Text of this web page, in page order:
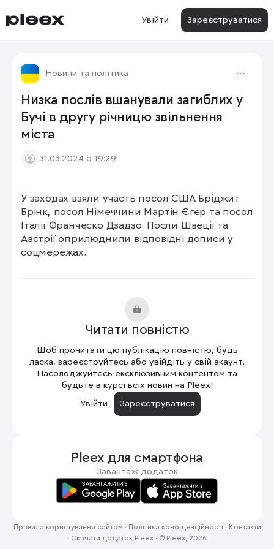
Увійти Зареєструватися
Новини та політика
Низка послів вшанували загиблих у
Бучі в другу річницю звільнення
міста
31.03.2024 о 19:29
1/3
У заходах взяли участь посол США Бріджит
Брінк, посол Німеччини Мартін Єгер та посол
Італії Франческо Дзадзо. Посли Швеції та
Австрії оприлюднили відповідні дописи у
соцмережах.
Читати повністю
Щоб прочитати цю публікацію повністю, будь
ласка, зареєструйтесь або увійдіть у свій акаунт.
Насолоджуйтесь ексклюзивним контентом та
будьте в курсі всіх новин на Pleex!
Увійти
Зареєструватися
Pleex для смартфона
Завантаж додаток
Правила користування сайтом · Політика конфіденційності · Контакти
· Скачати додаток Pleex · © Pleex, 2026